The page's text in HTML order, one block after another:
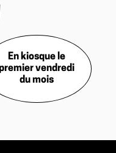
En kiosque le
vendredi
du mois